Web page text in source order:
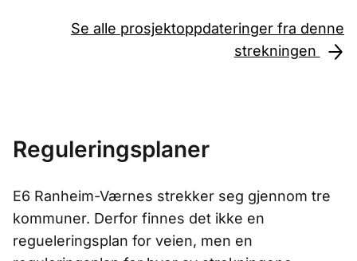
Alternative kjøreruter til Storsand er fra E6
Leistadkrysset til FV 950 og E6
Se alle prosjektoppdateringer fra denne
strekningen
Reguleringsplaner
E6 Ranheim-Værnes strekker seg gjennom tre
kommuner. Derfor finnes det ikke en
regueleringsplan for veien, men en